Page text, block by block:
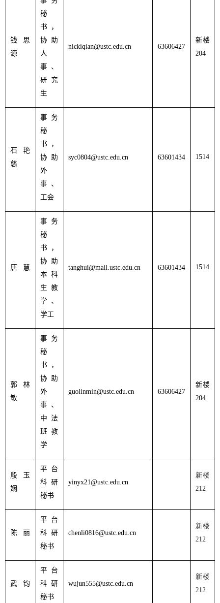
钱思
源
秘
书，
协助
人
事、
研究
生
nickiqian@ustc.edu.cn 63606427
新楼
204
石艳
慈
事务
秘
书，
协助
外
事、
工会
syc0804@ustc.edu.cn 63601434 1514
唐 慧
事务
秘
书，
协助
本科
生教
学、
学工
tanghui@mail.ustc.edu.cn 63601434 1514
郭林
敏
事务
秘
书，
协助
外
事、
中法
班教
学
guolinmin@ustc.edu.cn 63606427
新楼
204
殷玉
娴
平台
科研
秘书
yinyx21@ustc.edu.cn
新楼
212
陈 丽
平台
科研
秘书
chenli0816@ustc.edu.cn
新楼
212
武 钧
平台
科研
秘书
wujun555@ustc.edu.cn
新楼
212